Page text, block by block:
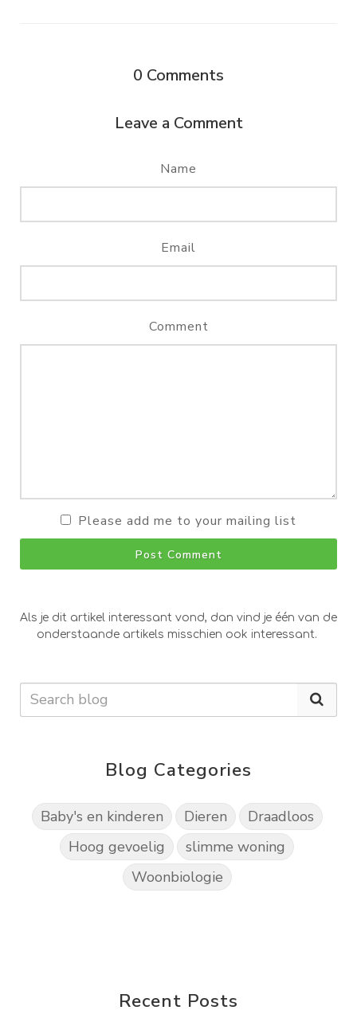
0 Comments
Leave a Comment
Name
Email
Comment
Please add me to your mailing list
Post Comment
Als je dit artikel interessant vond, dan vind je één van de
onderstaande artikels misschien ook interessant.
Blog Categories
Baby's en kinderen Dieren
Draadloos
Hoog gevoelig
slimme woning
Woonbiologie
Recent Posts